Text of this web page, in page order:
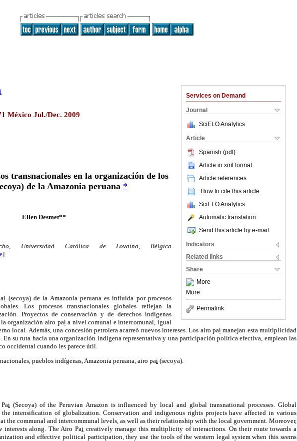
Services on Demand
Journal
SciELO Analytics
Article
Spanish (pdf)
Article in xml format
Article references
How to cite this article
SciELO Analytics
Automatic translation
Send this article by e-mail
Indicators
Related links
Share
More
More
Permalink
México Jul./Dec. 2009
transnacionales en la organización de los
de la Amazonia peruana *
Ellen Desmet**
Universidad Católica de Lovaina, Bélgica
].
i (secoya) de la Amazonia peruana es influida por procesos
Los procesos transnacionales globales reflejan la
Proyectos de conservación y de derechos indígenas
organización airo pai a nivel comunal e intercomunal, igual
local. Además, una concesión petrolera acarreó nuevos intereses. Los airo pai manejan esta multiplicidad
En su ruta hacia una organización indígena representativa y una participación política efectiva, emplean las
occidental cuando les parece útil.
pueblos indígenas, Amazonia peruana, airo pai (secoya).
i (Secoya) of the Peruvian Amazon is influenced by local and global transnational processes. Global
the intensification of globalization. Conservation and indigenous rights projects have affected in various
the communal and intercommunal levels, as well as their relationship with the local government. Moreover,
interests along. The Airo Pai creatively manage this multiplicity of interactions. On their route towards a
and effective political participation, they use the tools of the western legal system when this seems